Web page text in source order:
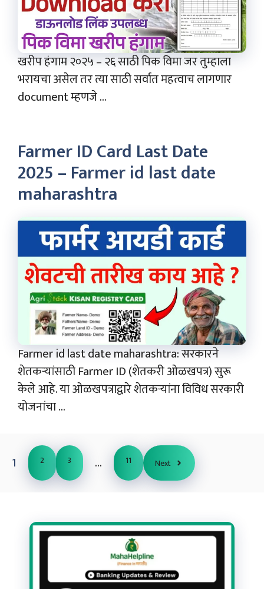
खरीप हंगाम २०२५ – २६ साठी पिक विमा जर तुम्हाला
भरायचा असेल तर त्या साठी सर्वात महत्वाच लागणार
document म्हणजे ...
Farmer ID Card Last Date
2025 – Farmer id last date
maharashtra
Farmer id last date maharashtra: सरकारने
शेतकऱ्यांसाठी Farmer ID (शेतकरी ओळखपत्र) सुरू
केले आहे. या ओळखपत्राद्वारे शेतकऱ्यांना विविध सरकारी
योजनांचा ...
1 2 3 … 11 Next